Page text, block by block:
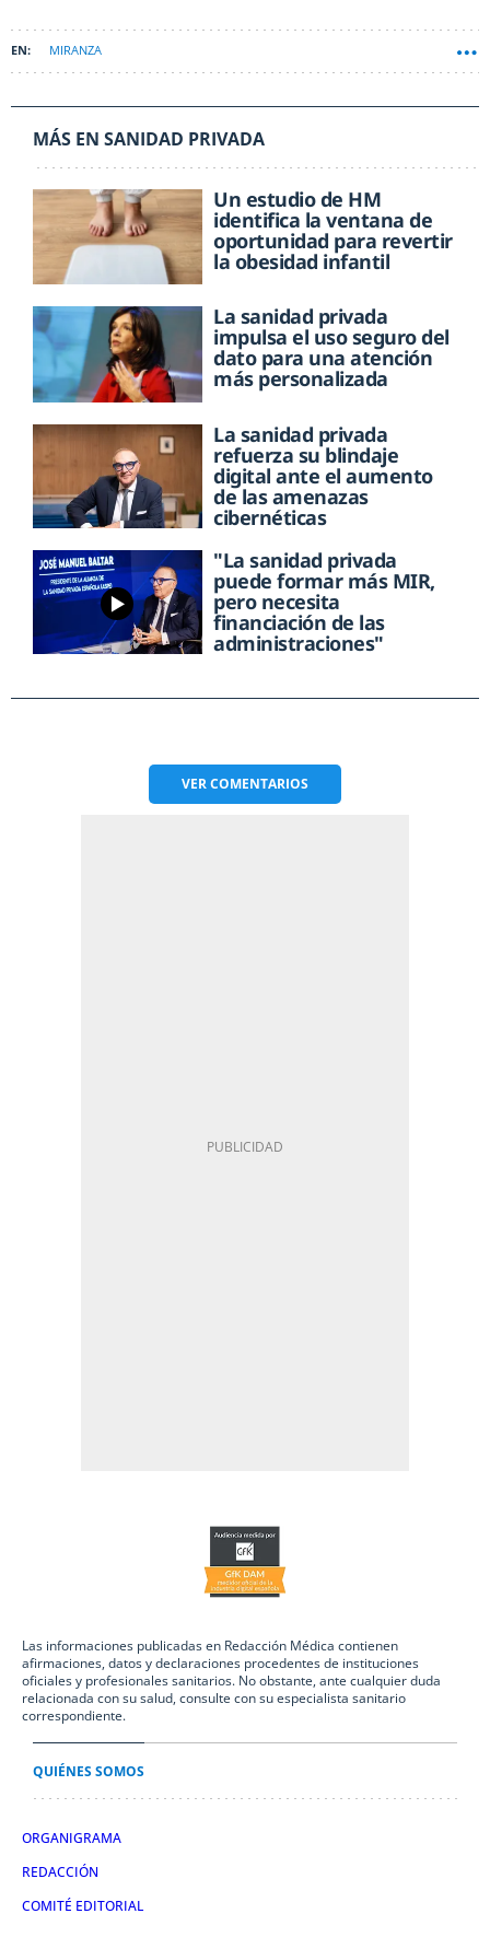
MIRANZA
MÁS EN SANIDAD PRIVADA
Un estudio de HM
identifica la ventana de
oportunidad para revertir
la obesidad infantil
La sanidad privada
impulsa el uso seguro del
dato para una atención
más personalizada
La sanidad privada
refuerza su blindaje
digital ante el aumento
de las amenazas
cibernéticas
"La sanidad privada
puede formar más MIR,
pero necesita
financiación de las
administraciones"
VERCOMENTARIOS
Las informaciones publicadas en Redacción Médica contienen
afirmaciones, datos y declaraciones procedentes de instituciones
oficiales y profesionales sanitarios. No obstante, ante cualquier duda
relacionada con su salud, consulte con su especialista sanitario
correspondiente.
QUIÉNES SOMOS
ORGANIGRAMA
REDACCIÓN
COMITÉ EDITORIAL